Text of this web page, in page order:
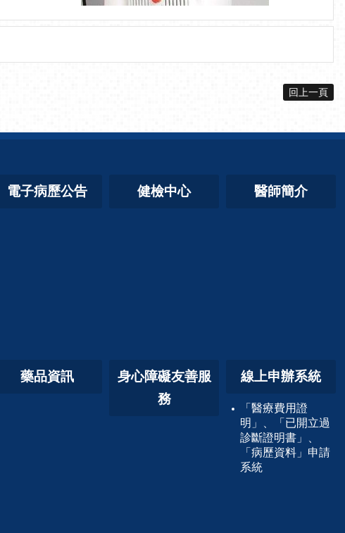
回上一頁
電子病歷公告 健檢中心 醫師簡介
藥品資訊
身心障礙友善服
務
線上申辦系統
「醫療費用證
明」、「已開立過
診斷證明書」、
「病歷資料」申請
系統